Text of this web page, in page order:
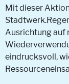
Mit dieser
Ausrichtung auf
eindrucksvoll,